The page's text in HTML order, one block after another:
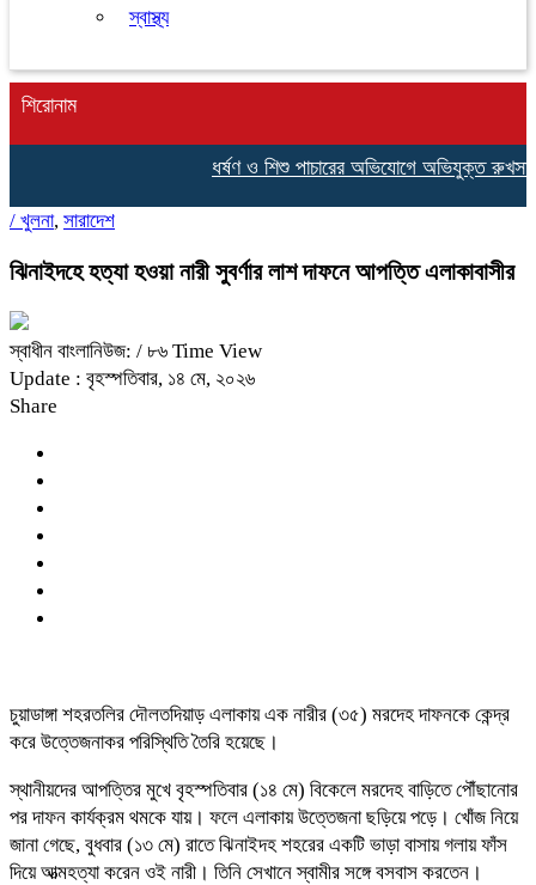
স্বাস্থ্য
শিরোনাম
ধর্ষণ ও শিশু পাচারের অভিযোগে অভিযুক্ত রুখসার
/ খুলনা, সারাদেশ
ঝিনাইদহে হত্যা হওয়া নারী সুবর্ণার লাশ দাফনে আপত্তি এলাকাবাসীর
স্বাধীন বাংলানিউজ: / ৮৬ Time View
Update : বৃহস্পতিবার, ১৪ মে, ২০২৬
Share
চুয়াডাঙ্গা শহরতলির দৌলতদিয়াড় এলাকায় এক নারীর (৩৫) মরদেহ দাফনকে কেন্দ্র
করে উত্তেজনাকর পরিস্থিতি তৈরি হয়েছে।
স্থানীয়দের আপত্তির মুখে বৃহস্পতিবার (১৪ মে) বিকেলে মরদেহ বাড়িতে পৌঁছানোর
পর দাফন কার্যক্রম থমকে যায়। ফলে এলাকায় উত্তেজনা ছড়িয়ে পড়ে। খোঁজ নিয়ে
জানা গেছে, বুধবার (১৩ মে) রাতে ঝিনাইদহ শহরের একটি ভাড়া বাসায় গলায় ফাঁস
দিয়ে আত্মহত্যা করেন ওই নারী। তিনি সেখানে স্বামীর সঙ্গে বসবাস করতেন।